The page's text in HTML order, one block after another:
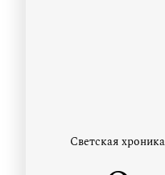
Светская хроника